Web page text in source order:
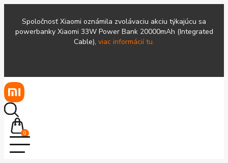
Spoločnosť Xiaomi oznámila zvolávaciu akciu týkajúcu sa
powerbanky Xiaomi 33W Power Bank 20000mAh (Integrated
Cable), viac informácií tu.
0